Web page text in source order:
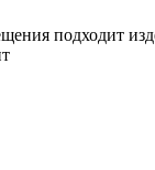
подходит